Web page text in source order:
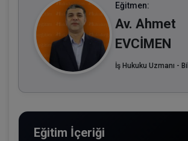
Eğitmen:
Av. Ahmet
EVCİMEN
İş Hukuku Uzmanı -
Eğitim İçeriği